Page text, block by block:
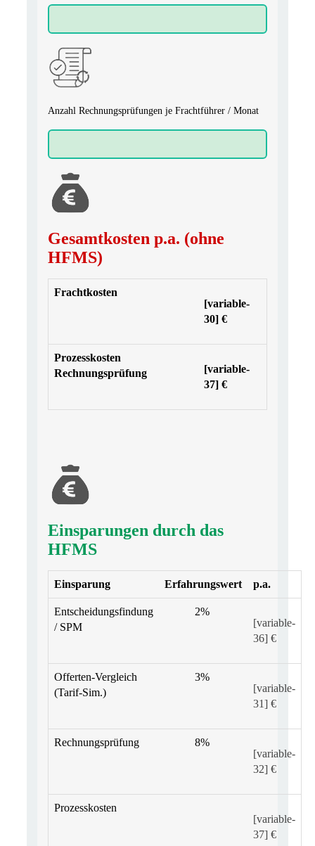
Anzahl Rechnungsprüfungen je Frachtführer / Monat
Gesamtkosten p.a. (ohne
HFMS)
Frachtkosten
[variable-
30] €
Prozesskosten
Rechnungsprüfung
[variable-
37] €
Einsparungen durch das
HFMS
Einsparung Erfahrungswert p.a.
Entscheidungsfindung
/ SPM
2%
[variable-
36] €
Offerten-Vergleich
(Tarif-Sim.)
3%
[variable-
31] €
Rechnungsprüfung
8%
[variable-
32] €
Prozesskosten
[variable-
37] €